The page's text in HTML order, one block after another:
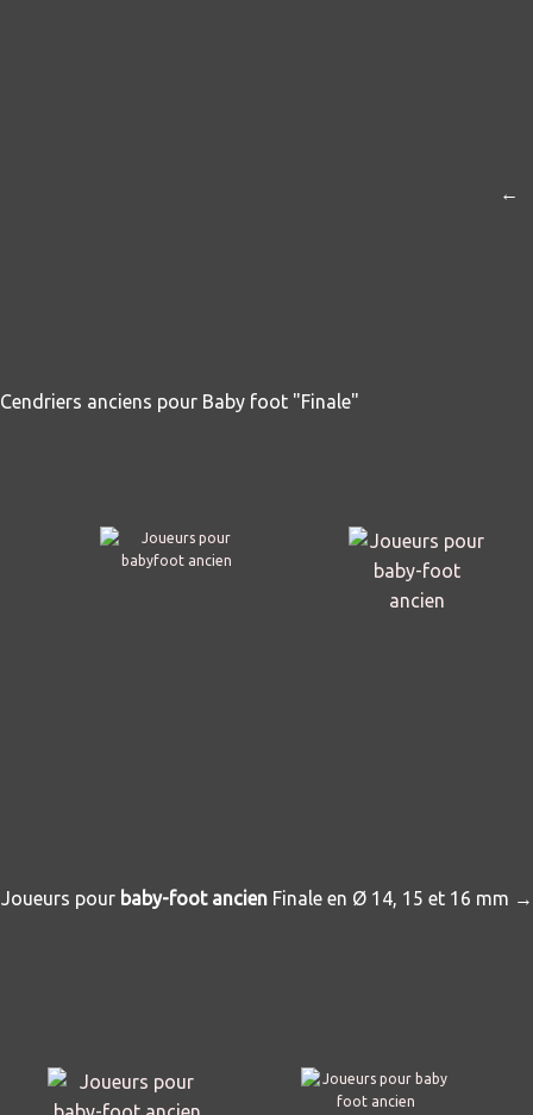
←
Cendriers anciens pour Baby foot "Finale"
Joueurs pour baby-foot ancien Finale en Ø 14, 15 et 16 mm →